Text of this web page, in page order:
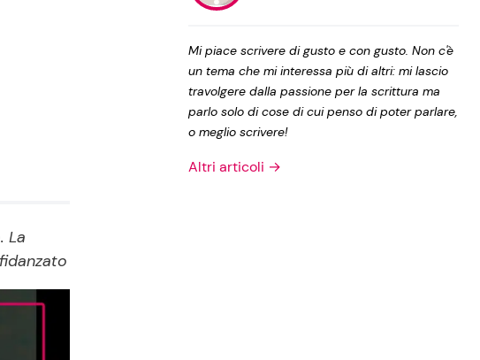
Privacy Policy
La
Mi piace scrivere di gusto e con gusto. Non c'è
un tema che mi interessa più di altri: mi lascio
travolgere dalla passione per la scrittura ma
parlo solo di cose di cui penso di poter parlare,
o meglio scrivere!
Altri articoli →